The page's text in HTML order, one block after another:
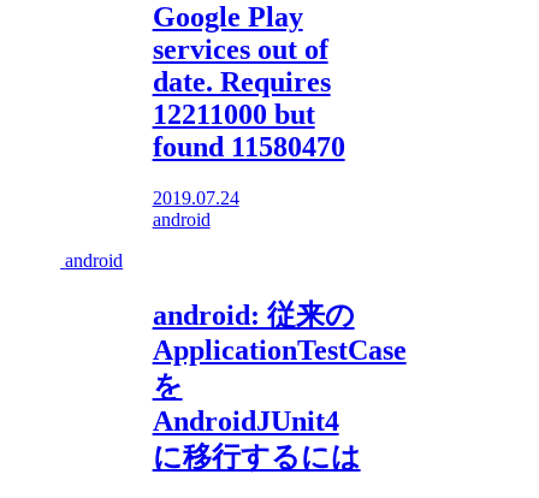
Google Play
services out of
date. Requires
12211000 but
found 11580470
2019.07.24
android
android
android: 従来の
ApplicationTestCase
を
AndroidJUnit4
に移行するには